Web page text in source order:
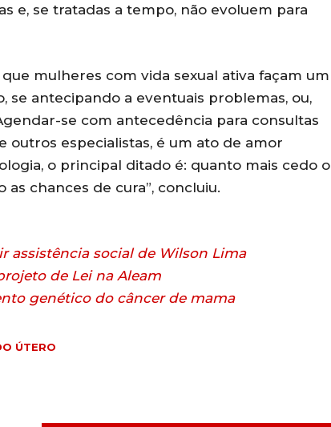
e, se tratadas a tempo, não evoluem para
mulheres com vida sexual ativa façam um
se antecipando a eventuais problemas, ou,
se com antecedência para consultas
outros especialistas, é um ato de amor
o principal ditado é: quanto mais cedo o
chances de cura”, concluiu.
assistência social de Wilson Lima
de Lei na Aleam
genético do câncer de mama
ÚTERO